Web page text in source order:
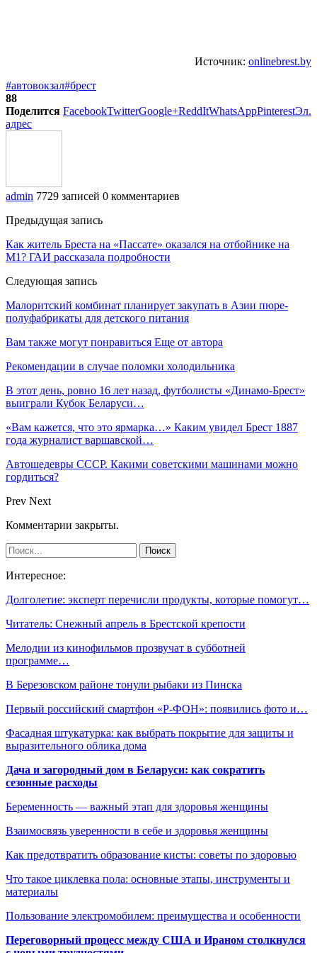
Источник: onlinebrest.by
#автовокзал#брест
88
Поделится FacebookTwitterGoogle+ReddItWhatsAppPinterestЭл.
адрес
admin 7729 записей 0 комментариев
Предыдущая запись
Как житель Бреста на «Пассате» оказался на отбойнике на
М1? ГАИ рассказала подробности
Следующая запись
Малоритский комбинат планирует закупать в Азии пюре-
полуфабрикаты для детского питания
Вам также могут понравиться Еще от автора
Рекомендации в случае поломки холодильника
В этот день, ровно 16 лет назад, футболисты «Динамо-Брест»
выиграли Кубок Беларуси…
«Вам кажется, что это ярмарка…» Каким увидел Брест 1887
года журналист варшавской…
Автошедевры СССР. Какими советскими машинами можно
гордиться?
Prev Next
Комментарии закрыты.
Интересное:
Долголетие: эксперт перечисли продукты, которые помогут…
Читатель: Снежный апрель в Брестской крепости
Мелодии из кинофильмов прозвучат в субботней
программе…
В Березовском районе тонули рыбаки из Пинска
Первый российский смартфон «Р-ФОН»: появились фото и…
Фасадная штукатурка: как выбрать покрытие для защиты и
выразительного облика дома
Дача и загородный дом в Беларуси: как сократить
сезонные расходы
Беременность — важный этап для здоровья женщины
Взаимосвязь уверенности в себе и здоровья женщины
Как предотвратить образование кисты: советы по здоровью
Что такое циклевка пола: основные этапы, инструменты и
материалы
Пользование электромобилем: преимущества и особенности
Переговорный процесс между США и Ираном столкнулся